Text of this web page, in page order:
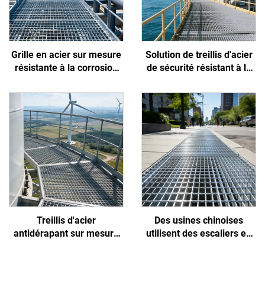
Grille en acier sur mesure
résistante à la corrosion
pour usines chimiques et
pétrochimiques
Solution de treillis d'acier
de sécurité résistant à la
conçue spécifiquement
pour les environnements
extrêmes des plates-
formes offshore et des
ports
Treillis d'acier
antidérapant sur mesure
Des usines chinoises
utilisent des escaliers en